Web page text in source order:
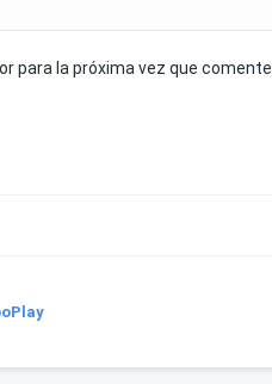
para la próxima vez que comente.